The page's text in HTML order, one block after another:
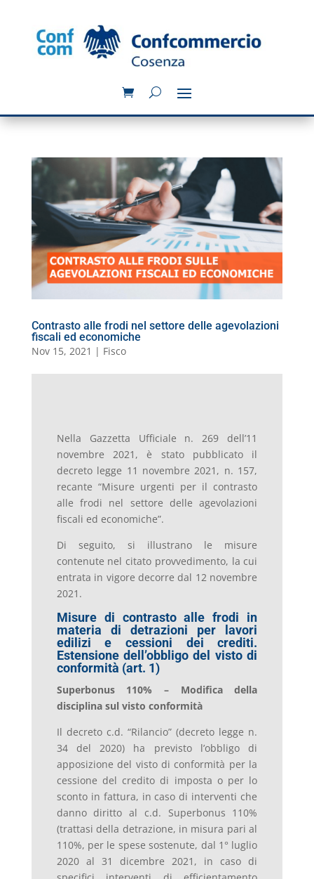
Contrasto alle frodi nel settore delle agevolazioni
fiscali ed economiche
Nov 15, 2021 | Fisco
Nella Gazzetta Ufficiale n. 269 dell’11
novembre 2021, è stato pubblicato il
decreto legge 11 novembre 2021, n. 157,
recante “Misure urgenti per il contrasto
alle frodi nel settore delle agevolazioni
fiscali ed economiche”.
Di seguito, si illustrano le misure
contenute nel citato provvedimento, la cui
entrata in vigore decorre dal 12 novembre
2021.
Misure di contrasto alle frodi in
materia di detrazioni per lavori
edilizi e cessioni dei crediti.
Estensione dell’obbligo del visto di
conformità (art. 1)
Superbonus 110% – Modifica della
disciplina sul visto conformità
Il decreto c.d. “Rilancio” (decreto legge n.
34 del 2020) ha previsto l’obbligo di
apposizione del visto di conformità per la
cessione del credito di imposta o per lo
sconto in fattura, in caso di interventi che
danno diritto al c.d. Superbonus 110%
(trattasi della detrazione, in misura pari al
110%, per le spese sostenute, dal 1° luglio
2020 al 31 dicembre 2021, in caso di